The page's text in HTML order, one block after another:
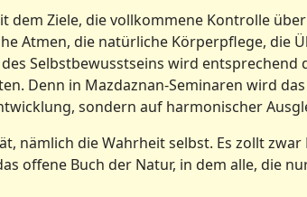
Ziele, die vollkommene Kontrolle
Atmen, die natürliche Körperpflege, die
Selbstbewusstseins wird entsprechend
Denn in Mazdaznan-Seminaren wird
sondern auf harmonischer
nämlich die Wahrheit selbst. Es zollt
offene Buch der Natur, in dem alle, die